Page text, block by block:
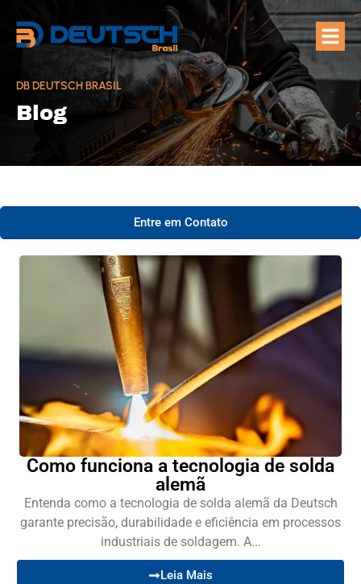
DB DEUTSCH BRASIL
Blog
Entre em Contato
Como funciona a tecnologia de solda
alemã
Entenda como a tecnologia de solda alemã da Deutsch
garante precisão, durabilidade e eficiência em processos
industriais de soldagem. A...
Leia Mais